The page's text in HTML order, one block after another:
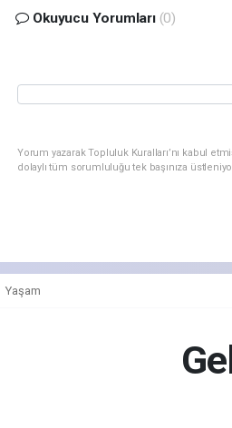
Okuyucu Yorumları (0)
Yorum yazarak Topluluk Kuralları’nı kabul
dolaylı tüm sorumluluğu tek başınıza
Yaşam